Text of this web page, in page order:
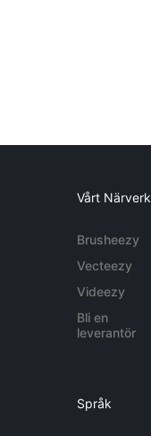
Vårt Närverk
Brusheezy
Vecteezy
Videezy
Bli en
leverantör
Språk